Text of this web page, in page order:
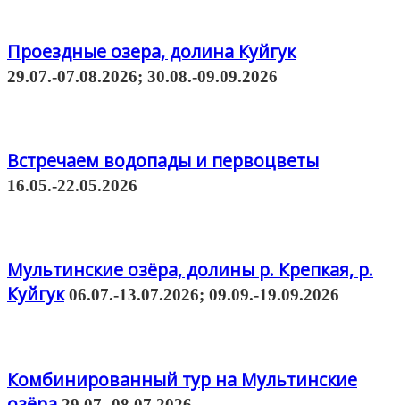
Проездные озера, долина Куйгук
29.07.-07.08.2026; 30.08.-09.09.2026
Встречаем водопады и первоцветы
16.05.-22.05.2026
Мультинские озёра, долины р. Крепкая, р.
Куйгук06.07.-13.07.2026; 09.09.-19.09.2026
Комбинированный тур на Мультинские